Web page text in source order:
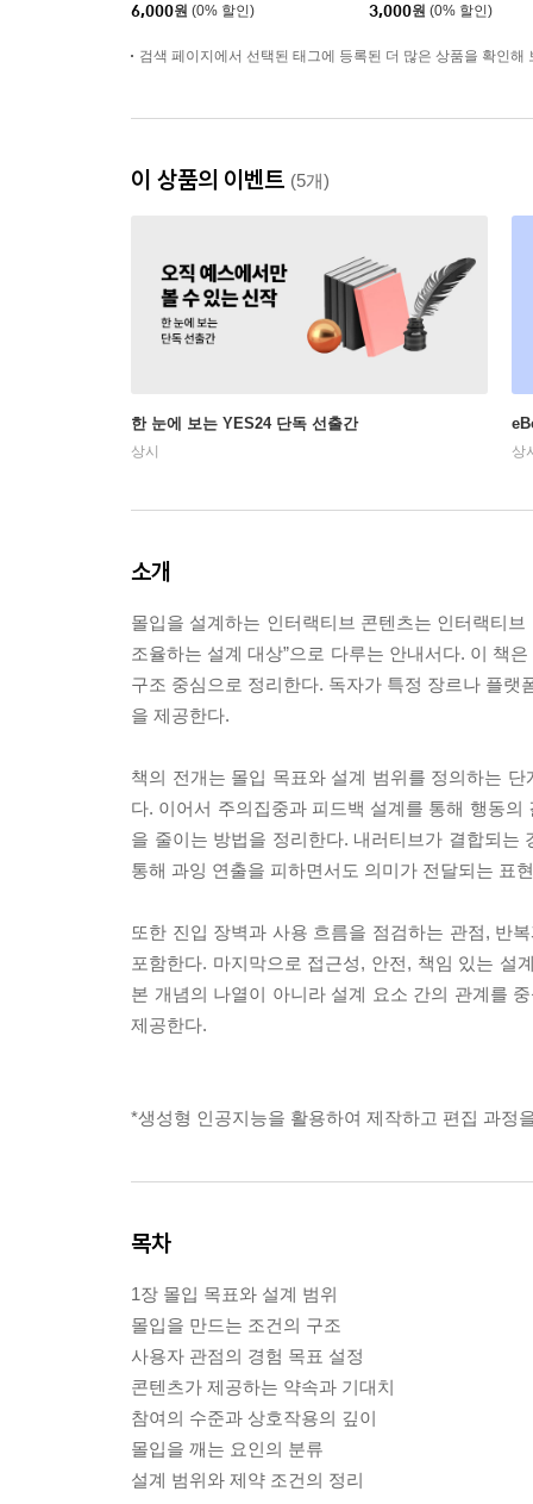
6,000원 (0% 할인)
3,000원 (0% 할인)
검색 페이지에서 선택된 태그에 등록된 더 많은 상품을 확인해
이 상품의 이벤트 (5개)
한 눈에 보는 YES24 단독 선출간
상시 상
소개
몰입을 설계하는 인터랙티브 콘텐츠는 인터랙티
조율하는 설계 대상”으로 다루는 안내서다. 이 책
구조 중심으로 정리한다. 독자가 특정 장르나 플
을 제공한다.
책의 전개는 몰입 목표와 설계 범위를 정의하는
다. 이어서 주의집중과 피드백 설계를 통해 행동
을 줄이는 방법을 정리한다. 내러티브가 결합되
통해 과잉 연출을 피하면서도 의미가 전달되는 표
또한 진입 장벽과 사용 흐름을 점검하는 관점, 반
포함한다. 마지막으로 접근성, 안전, 책임 있는 설
본 개념의 나열이 아니라 설계 요소 간의 관계를
제공한다.
*생성형 인공지능을 활용하여 제작하고 편집 과정
목차
1장 몰입 목표와 설계 범위
몰입을 만드는 조건의 구조
사용자 관점의 경험 목표 설정
콘텐츠가 제공하는 약속과 기대치
참여의 수준과 상호작용의 깊이
몰입을 깨는 요인의 분류
설계 범위와 제약 조건의 정리